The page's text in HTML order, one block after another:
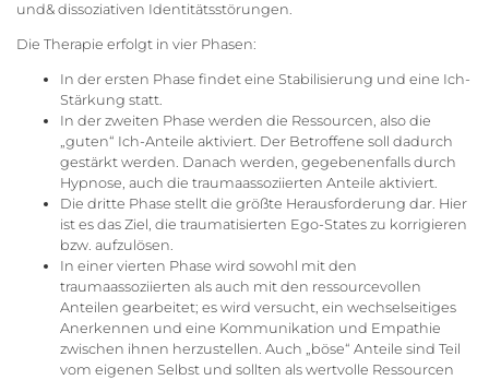
und& dissoziativen Identitätsstörungen.
Die Therapie erfolgt in vier Phasen:
In der ersten Phase findet eine Stabilisierung und eine Ich-
Stärkung statt.
In der zweiten Phase werden die Ressourcen, also die
„guten“ Ich-Anteile aktiviert. Der Betroffene soll dadurch
gestärkt werden. Danach werden, gegebenenfalls durch
Hypnose, auch die traumaassoziierten Anteile aktiviert.
Die dritte Phase stellt die größte Herausforderung dar. Hier
ist es das Ziel, die traumatisierten Ego-States zu korrigieren
bzw. aufzulösen.
In einer vierten Phase wird sowohl mit den
traumaassoziierten als auch mit den ressourcevollen
Anteilen gearbeitet; es wird versucht, ein wechselseitiges
Anerkennen und eine Kommunikation und Empathie
zwischen ihnen herzustellen. Auch „böse“ Anteile sind Teil
vom eigenen Selbst und sollten als wertvolle Ressourcen